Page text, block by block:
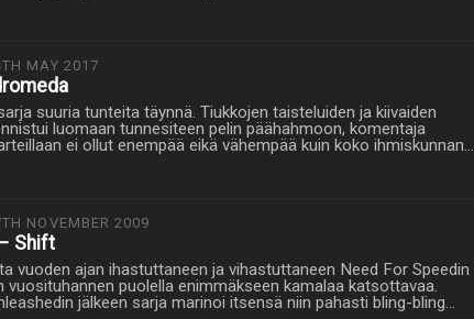
MAY 2017
suuria tunteita täynnä. Tiukkojen taisteluiden ja kiivaiden
luomaan tunnesiteen pelin päähahmoon, komentaja
ei ollut enempää eikä vähempää kuin koko ihmiskunnan…
NOVEMBER 2009
Shift
vuoden ajan ihastuttaneen ja vihastuttaneen Need For Speedin
puolella enimmäkseen kamalaa katsottavaa.
jälkeen sarja marinoi itsensä niin pahasti bling-bling…